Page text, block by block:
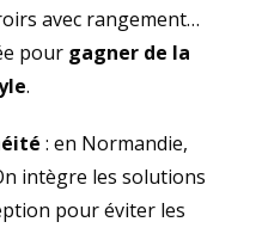
avec rangement…
pour gagner de la
.
: en Normandie,
intègre les solutions
pour éviter les